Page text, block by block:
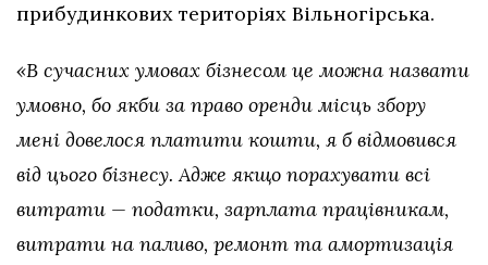
прибудинкових територіях Вільногірська.
«В сучасних умовах бізнесом це можна назвати
умовно, бо якби за право оренди місць збору
мені довелося платити кошти, я б відмовився
від цього бізнесу. Адже якщо порахувати всі
витрати — податки, зарплата працівникам,
витрати на паливо, ремонт та амортизація